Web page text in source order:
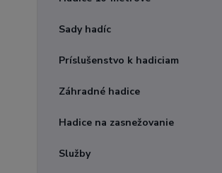
Sady hadíc
Príslušenstvo k hadiciam
Záhradné hadice
Hadice na zasnežovanie
Služby